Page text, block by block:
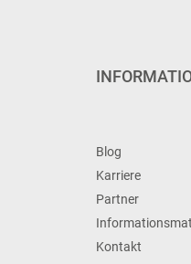
Blog
Karriere
Partner
Kontakt